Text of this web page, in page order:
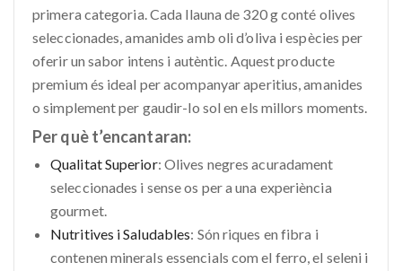
primera categoria. Cada llauna de 320 g conté olives
seleccionades, amanides amb oli d’oliva i espècies per
oferir un sabor intens i autèntic. Aquest producte
premium és ideal per acompanyar aperitius, amanides
o simplement per gaudir-lo sol en els millors moments.
Per què t’encantaran:
Qualitat Superior: Olives negres acuradament
seleccionades i sense os per a una experiència
gourmet.
Nutritives i Saludables: Són riques en fibra i
contenen minerals essencials com el ferro, el seleni i